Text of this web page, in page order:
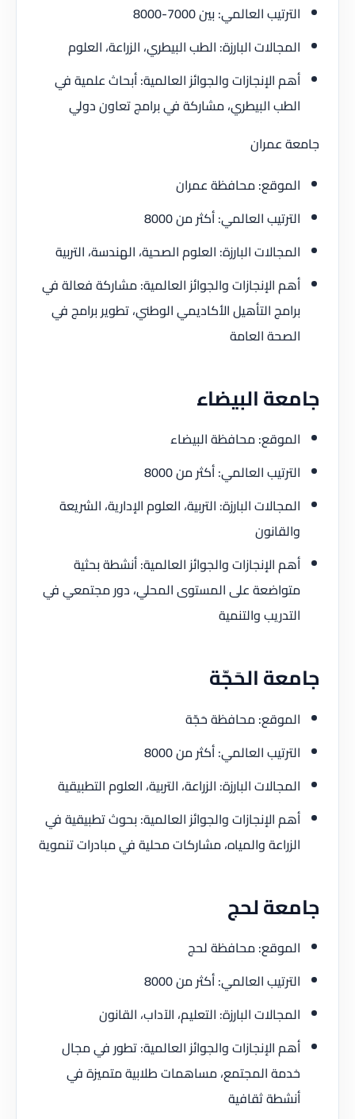
الترتيب العالمي: بين 7000-8000
المجالات البارزة: الطب البيطري، الزراعة، العلوم
أهم الإنجازات والجوائز العالمية: أبحاث علمية في
الطب البيطري، مشاركة في برامج تعاون دولي
جامعة عمران
الموقع: محافظة عمران
الترتيب العالمي: أكثر من 8000
المجالات البارزة: العلوم الصحية، الهندسة، التربية
أهم الإنجازات والجوائز العالمية: مشاركة فعالة في
برامج التأهيل الأكاديمي الوطني، تطوير برامج في
الصحة العامة
جامعة البيضاء
الموقع: محافظة البيضاء
الترتيب العالمي: أكثر من 8000
المجالات البارزة: التربية، العلوم الإدارية، الشريعة
والقانون
أهم الإنجازات والجوائز العالمية: أنشطة بحثية
متواضعة على المستوى المحلي، دور مجتمعي في
التدريب والتنمية
جامعة الحَجّة
الموقع: محافظة حَجّة
الترتيب العالمي: أكثر من 8000
المجالات البارزة: الزراعة، التربية، العلوم التطبيقية
أهم الإنجازات والجوائز العالمية: بحوث تطبيقية في
الزراعة والمياه، مشاركات محلية في مبادرات تنموية
جامعة لحج
الموقع: محافظة لحج
الترتيب العالمي: أكثر من 8000
المجالات البارزة: التعليم، الآداب، القانون
أهم الإنجازات والجوائز العالمية: تطور في مجال
خدمة المجتمع، مساهمات طلابية متميزة في
أنشطة ثقافية